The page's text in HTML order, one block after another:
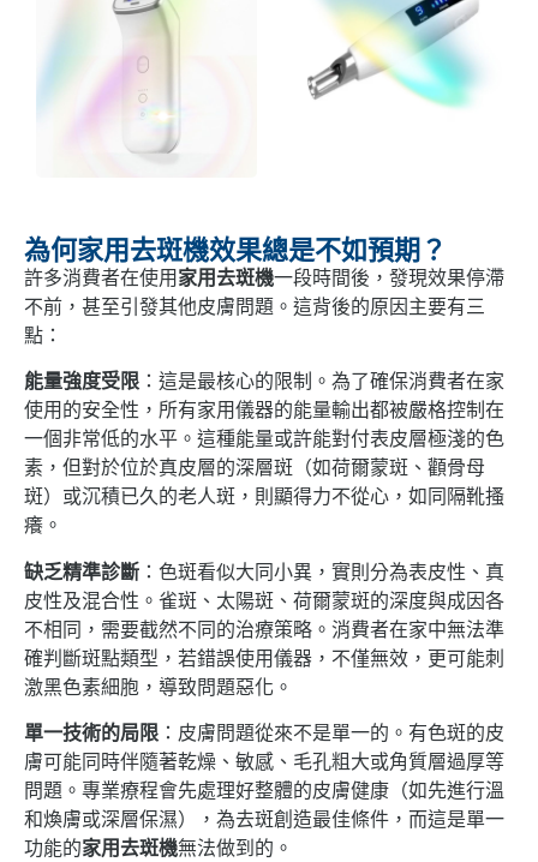
為何家用去斑機效果總是不如預期？
許多消費者在使用 家用去斑機一段時間後，發現效果停滯
不前，甚至引發其他皮膚問題。這背後的原因主要有三
點：
能量強度受限 ：這是最核心的限制。為了確保消費者在家
使用的安全性，所有家用儀器的能量輸出都被嚴格控制在
一個非常低的水平。這種能量或許能對付表皮層極淺的色
素，但對於位於真皮層的深層斑（如荷爾蒙斑、顴骨母
斑）或沉積已久的老人斑，則顯得力不從心，如同隔靴搔
癢。
缺乏精準診斷 ：色斑看似大同小異，實則分為表皮性、真
皮性及混合性。雀斑、太陽斑、荷爾蒙斑的深度與成因各
不相同，需要截然不同的治療策略。消費者在家中無法準
確判斷斑點類型，若錯誤使用儀器，不僅無效，更可能刺
激黑色素細胞，導致問題惡化。
單一技術的局限 ：皮膚問題從來不是單一的。有色斑的皮
膚可能同時伴隨著乾燥、敏感、毛孔粗大或角質層過厚等
問題。專業療程會先處理好整體的皮膚健康（如先進行溫
和煥膚或深層保濕），為去斑創造最佳條件，而這是單一
功能的家用去斑機無法做到的。